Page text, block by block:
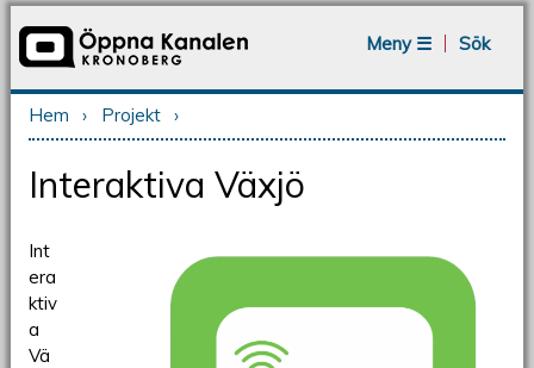
Meny ☰
Sök
Du är här
Hem › Projekt ›
Interaktiva Växjö
Int
era
ktiv
a
Vä